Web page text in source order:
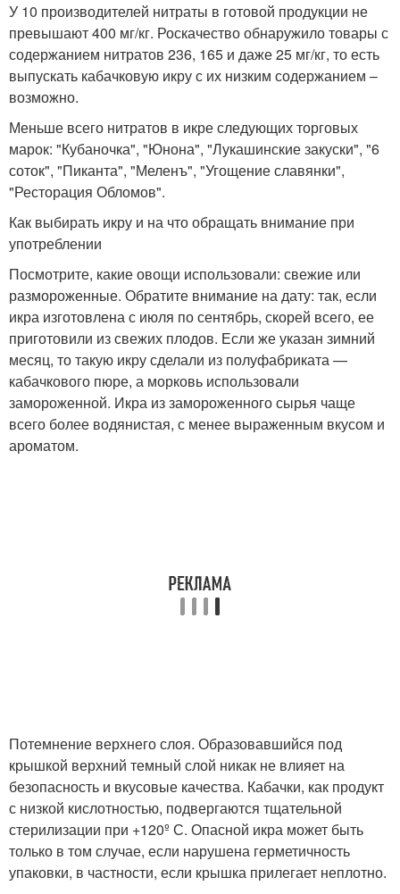
У 10 производителей нитраты в готовой продукции не
превышают 400 мг/кг. Роскачество обнаружило товары с
содержанием нитратов 236, 165 и даже 25 мг/кг, то есть
выпускать кабачковую икру с их низким содержанием –
возможно.
Меньше всего нитратов в икре следующих торговых
марок: "Кубаночка", "Юнона", "Лукашинские закуски", "6
соток", "Пиканта", "Меленъ", "Угощение славянки",
"Ресторация Обломов".
Как выбирать икру и на что обращать внимание при
употреблении
Посмотрите, какие овощи использовали: свежие или
размороженные. Обратите внимание на дату: так, если
икра изготовлена с июля по сентябрь, скорей всего, ее
приготовили из свежих плодов. Если же указан зимний
месяц, то такую икру сделали из полуфабриката —
кабачкового пюре, а морковь использовали
замороженной. Икра из замороженного сырья чаще
всего более водянистая, с менее выраженным вкусом и
ароматом.
Потемнение верхнего слоя. Образовавшийся под
крышкой верхний темный слой никак не влияет на
безопасность и вкусовые качества. Кабачки, как продукт
с низкой кислотностью, подвергаются тщательной
стерилизации при +120º С. Опасной икра может быть
только в том случае, если нарушена герметичность
упаковки, в частности, если крышка прилегает неплотно.